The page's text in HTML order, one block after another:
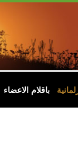
باقلام الاعضاء